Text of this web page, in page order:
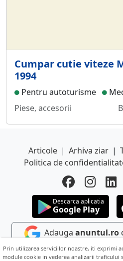
Cumpar cutie viteze
1994
Pentru autoturisme
Piese, accesorii
Articole | Arhiva ziar |
Politica de
Descarca aplicatia
Google Play
Adauga anuntul.ro
Prin utilizarea serviciilor noastre, iti exprimi
module cookie in vederea analizarii traficului